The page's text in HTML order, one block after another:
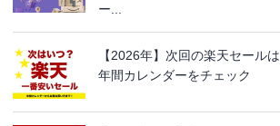
ー...
【2026年】次回の楽天セール
年間カレンダーをチェック